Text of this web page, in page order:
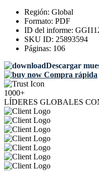
Región: Global
Formato: PDF
ID del informe:
SKU ID: 25893594
Páginas: 106
Descargar
Compra rápida
1000+
LÍDERES GLOBALES